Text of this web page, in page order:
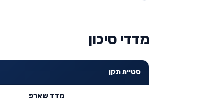
מדדי סיכון
סטיית תקן
מדד שארפ